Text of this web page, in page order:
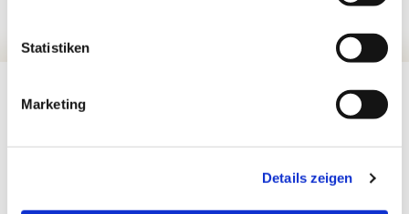
Statistiken
Marketing
Details zeigen